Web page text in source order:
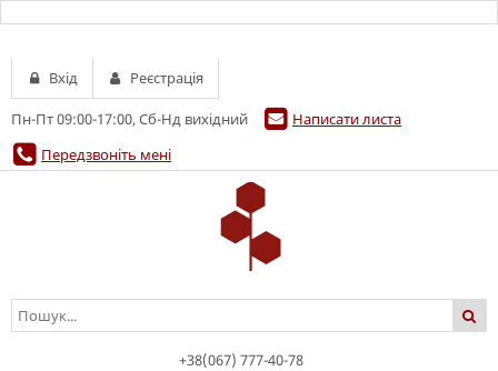
Пн-Пт 09:00-17:00, Сб-Нд вихідний
Написати листа
Передзвоніть мені
Вхід Реєстрація
+38(067) 777-40-78